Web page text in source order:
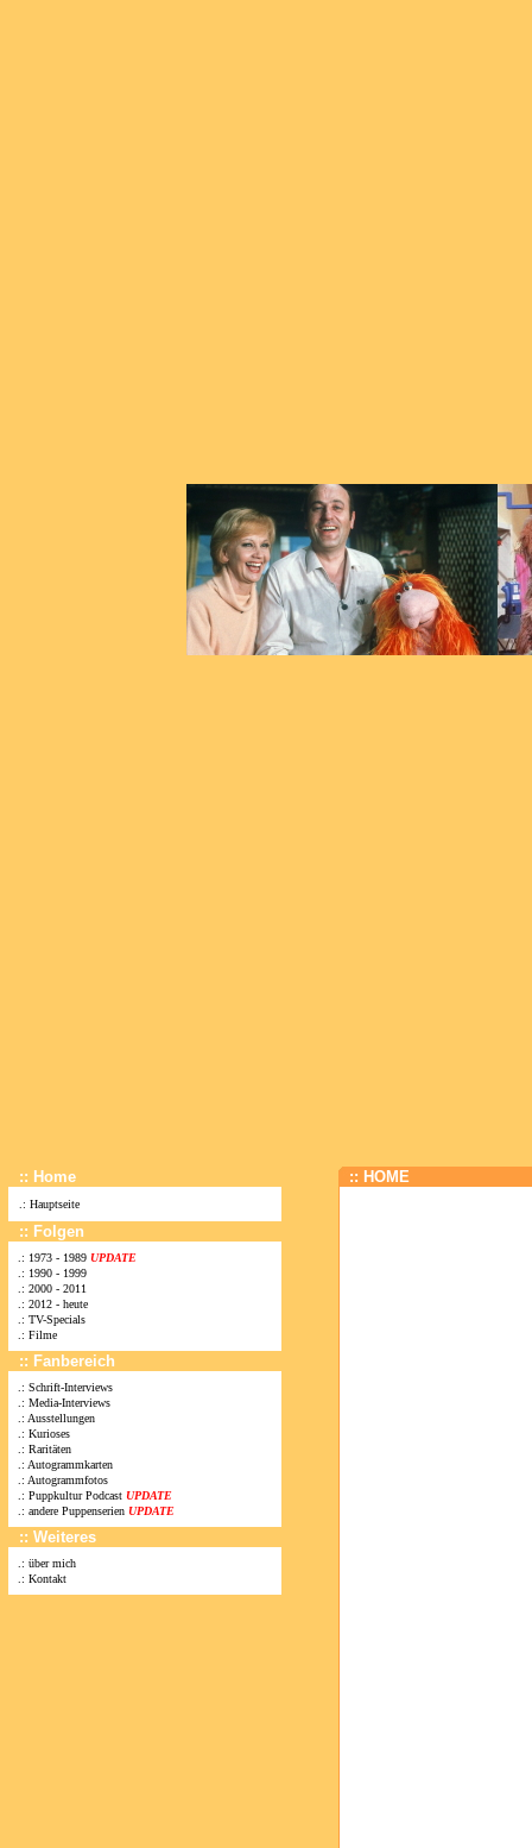
:: Home
.: Hauptseite
:: Folgen
.: 1973 - 1989 UPDATE
.: 1990 - 1999
.: 2000 - 2011
.: 2012 - heute
.: TV-Specials
.: Filme
:: Fanbereich
.: Schrift-Interviews
.: Media-Interviews
.: Ausstellungen
.: Kurioses
.: Raritäten
.: Autogrammkarten
.: Autogrammfotos
.: Puppkultur Podcast UPDATE
.: andere Puppenserien UPDATE
:: Weiteres
.: über mich
.: Kontakt
:: HOME